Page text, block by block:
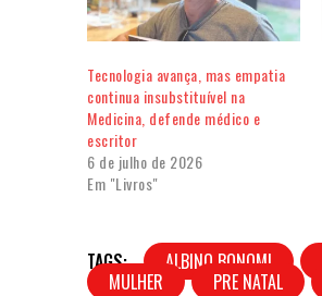
Tecnologia avança, mas empatia
continua insubstituível na
Medicina, defende médico e
escritor
6 de julho de 2026
Em "Livros"
TAGS: ALBINO BONOMI
MULHER PRE NATAL